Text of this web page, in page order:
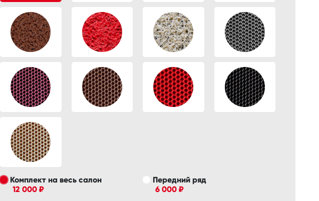
Комплект на весь салон
12 000 ₽
Передний ряд
6 000 ₽